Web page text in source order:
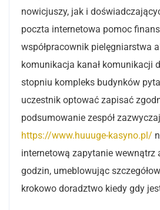
nowicjuszy, jak i
poczta internetowa pomoc
współpracownik pielęgniarstwa
komunikacja kanał komunikacji
stopniu kompleks budynków
uczestnik optować zapisać
podsumowanie zespół
https://www.huuuge-kasyno.pl/
internetową zapytanie wewnątrz
godzin, umeblowując
krokowo doradztwo kiedy gdy